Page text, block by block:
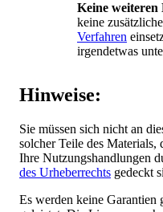
Keine weiteren
keine
Verfahren
irgendetwas
Hinweise:
Sie müssen sich nicht an
solcher Teile des
Ihre Nutzungshandlungen
des Urheberrechts gedeckt
Es werden keine Garantien